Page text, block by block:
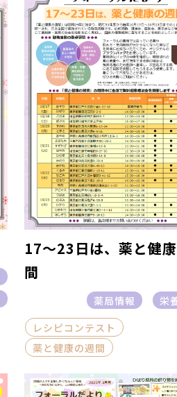
17～23日は、薬と健
間
薬局情報
栄
レシピコンテスト
薬と健康の週間